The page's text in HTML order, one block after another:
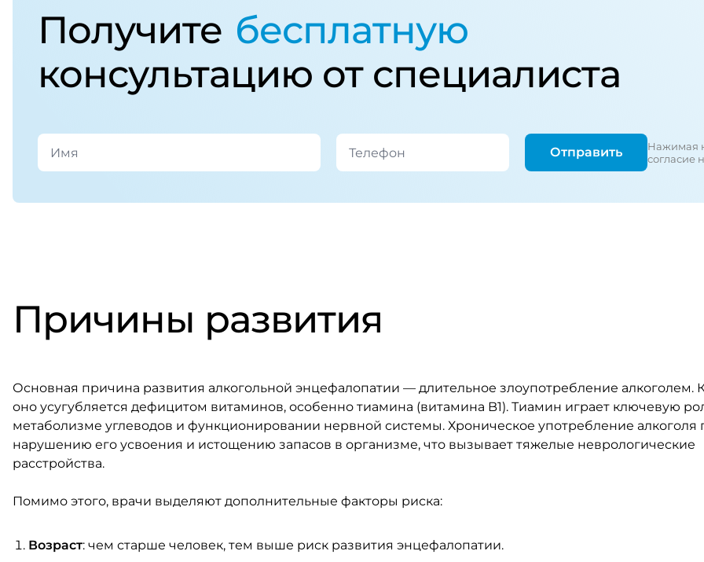
Получите бесплатную
консультацию от специалиста
Отправить
Нажимая
согласие
Причины развития
Основная причина развития алкогольной энцефалопатии — длительное злоупотребление алкоголем.
оно усугубляется дефицитом витаминов, особенно тиамина (витамина B1). Тиамин играет ключевую
метаболизме углеводов и функционировании нервной системы. Хроническое употребление алкоголя
нарушению его усвоения и истощению запасов в организме, что вызывает тяжелые неврологические
расстройства.
Помимо этого, врачи выделяют дополнительные факторы риска:
Возраст: чем старше человек, тем выше риск развития энцефалопатии.